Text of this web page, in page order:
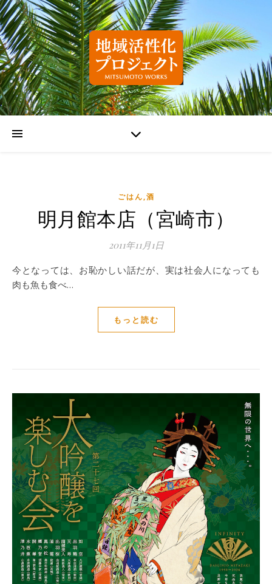
ごはん,酒
明月館本店（宮崎市）
2011年11月1日
今となっては、お恥かしい話だが、実は社会人になっても
肉も魚も食べ…
もっと読む